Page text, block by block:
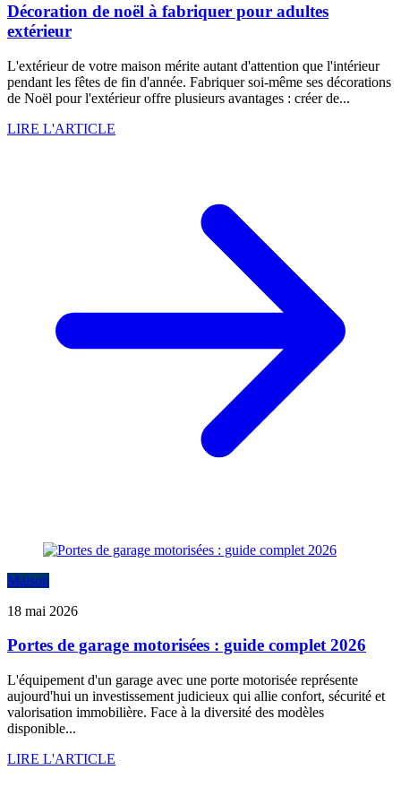
Décoration de noël à fabriquer pour adultes
extérieur
L'extérieur de votre maison mérite autant d'attention que l'intérieur
pendant les fêtes de fin d'année. Fabriquer soi-même ses décorations
de Noël pour l'extérieur offre plusieurs avantages : créer de...
LIRE L'ARTICLE
Maison
18 mai 2026
Portes de garage motorisées : guide complet 2026
L'équipement d'un garage avec une porte motorisée représente
aujourd'hui un investissement judicieux qui allie confort, sécurité et
valorisation immobilière. Face à la diversité des modèles
disponible...
LIRE L'ARTICLE